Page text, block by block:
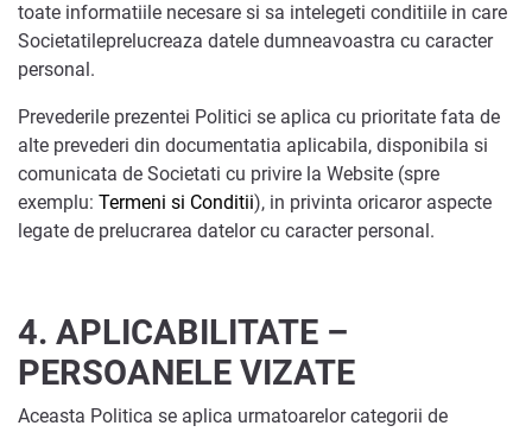
toate informatiile necesare si sa intelegeti conditiile in care
Societatileprelucreaza datele dumneavoastra cu caracter
personal.
Prevederile prezentei Politici se aplica cu prioritate fata de
alte prevederi din documentatia aplicabila, disponibila si
comunicata de Societati cu privire la Website (spre
exemplu: Termeni si Conditii), in privinta oricaror aspecte
legate de prelucrarea datelor cu caracter personal.
4. APLICABILITATE –
PERSOANELE VIZATE
Aceasta Politica se aplica urmatoarelor categorii de